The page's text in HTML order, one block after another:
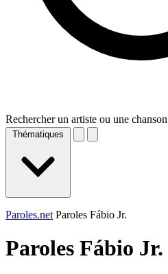
Rechercher un artiste ou une chanson
Thématiques
Paroles.net Paroles Fábio Jr.
Paroles Fábio Jr.